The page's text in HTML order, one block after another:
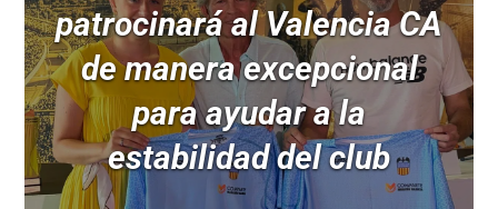
patrocinará al Valencia CA
de manera excepcional
para ayudar a la
estabilidad del club